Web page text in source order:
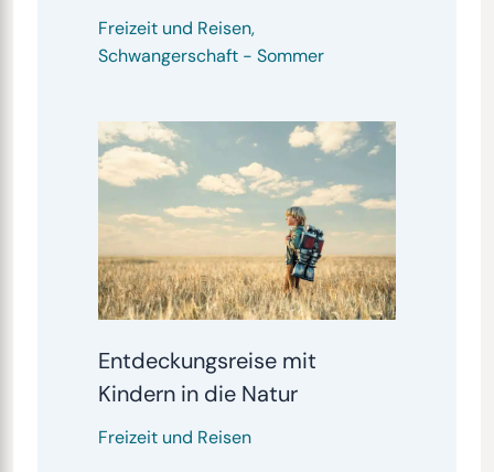
Freizeit und Reisen,
Schwangerschaft- Sommer
Entdeckungsreise mit
Kindern in die Natur
Freizeit und Reisen